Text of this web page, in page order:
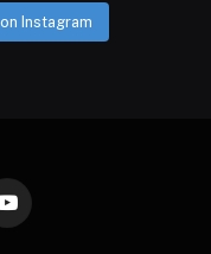
Instagram
YouTube